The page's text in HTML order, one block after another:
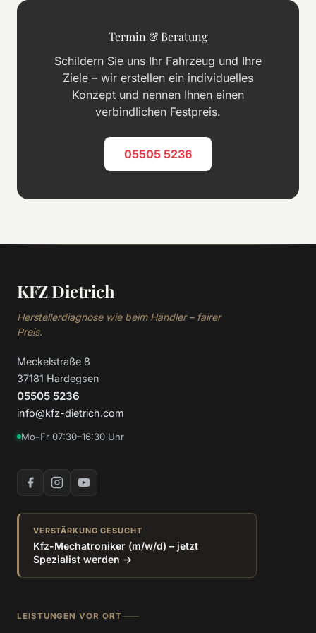
Termin & Beratung
Schildern Sie uns Ihr Fahrzeug und Ihre
Ziele – wir erstellen ein individuelles
Konzept und nennen Ihnen einen
verbindlichen Festpreis.
05505 5236
KFZ Dietrich
Herstellerdiagnose wie beim Händler – fairer
Preis.
Meckelstraße 8
37181 Hardegsen
05505 5236
info@kfz-dietrich.com
Mo–Fr 07:30–16:30 Uhr
VERSTÄRKUNG GESUCHT
Kfz-Mechatroniker (m/w/d) – jetzt
Spezialist werden →
LEISTUNGEN VOR ORT